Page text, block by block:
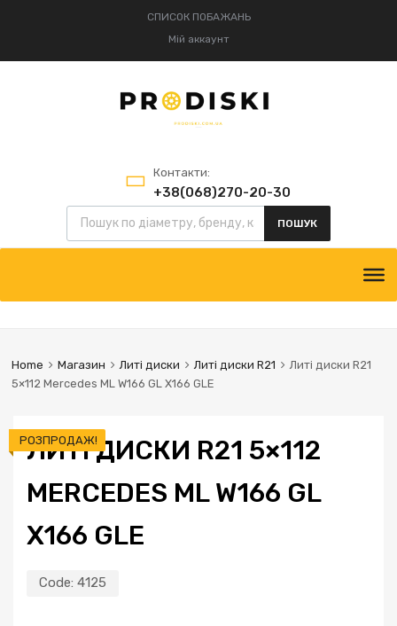
СПИСОК ПОБАЖАНЬ
Мій аккаунт
Контакти:
+38(068)270-20-30
+38(095)834-52-75
ПОШУК
Home Магазин Литі диски Литі диски R21
Литі диски R21
5×112 Mercedes ML W166 GL X166 GLE
ЛИТІ ДИСКИ R21 5×112
MERCEDES ML W166 GL
X166 GLE
Code: 4125
РОЗПРОДАЖ!